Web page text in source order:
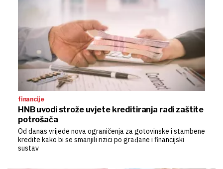
financije
HNB uvodi strože uvjete kreditiranja radi zaštite
potrošača
Od danas vrijede nova ograničenja za gotovinske i stambene
kredite kako bi se smanjili rizici po građane i financijski
sustav